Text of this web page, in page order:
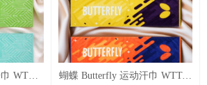
蝴蝶 Butterfly 运动汗巾 WTT-122 蝴蝶 Butterfly 运动汗巾 WTT-123